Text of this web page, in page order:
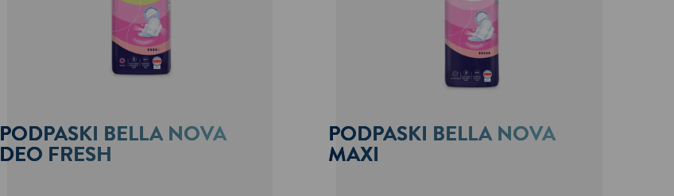
PODPASKI BELLA NOVA
DEO FRESH
PODPASKI BELLA NOVA
MAXI